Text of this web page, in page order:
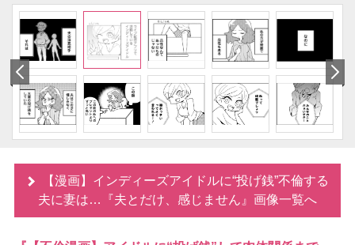
【漫画】インディーズアイドルに“投げ銭”不倫する
夫に妻は…『夫とだけ、感じません』画像一覧へ